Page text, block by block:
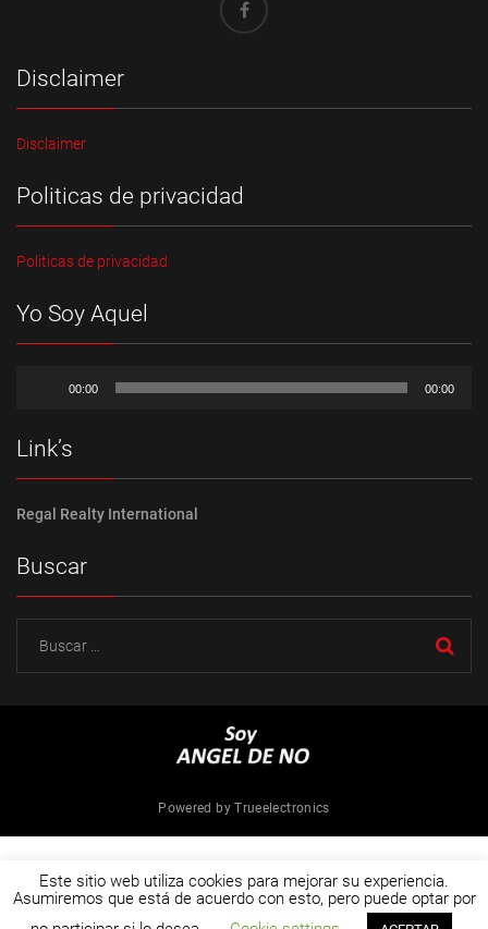
Disclaimer
Disclaimer
Politicas de privacidad
Politicas de privacidad
Yo Soy Aquel
00:00 00:00
Link’s
Regal Realty International
Buscar
Powered by Trueelectronics
Este sitio web utiliza cookies para mejorar su experiencia.
Asumiremos que está de acuerdo con esto, pero puede optar por